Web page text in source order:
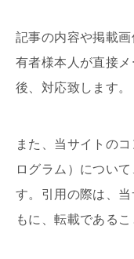
記事の内容や掲載
有者様本人が直接
後、対応致します。
また、当サイトの
ログラム）につい
す。引用の際は、
もに、転載である